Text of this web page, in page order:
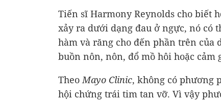
Tiến sĩ Harmony Reynolds cho biết
xảy ra dưới dạng đau ở ngực, nó có
hàm và răng cho đến phần trên của
buồn nôn, nôn, đổ mồ hôi hoặc cảm
TheoMayo Clinic, không có phương
hội chứng trái tim tan vỡ. Vì vậy